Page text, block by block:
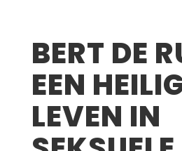
BERT DE
EEN
LEVEN IN